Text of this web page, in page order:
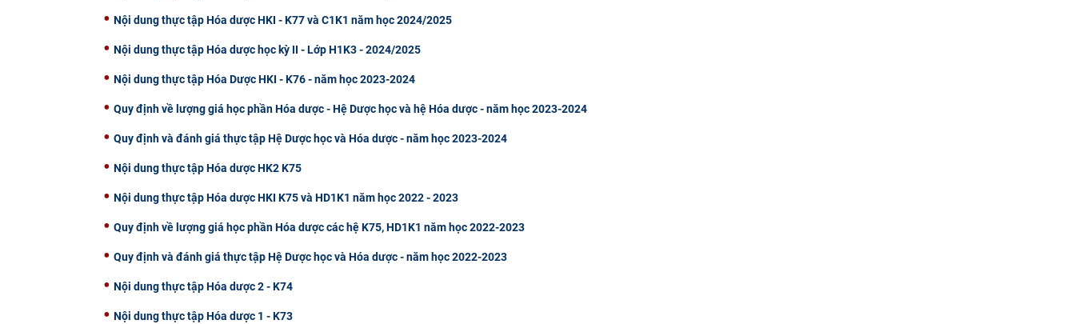
Nội dung thực tập Hóa dược HKI - K77 và C1K1 năm học 2024/2025
Nội dung thực tập Hóa dược học kỳ II - Lớp H1K3 - 2024/2025
Nội dung thực tập Hóa Dược HKI - K76 - năm học 2023-2024
Quy định về lượng giá học phần Hóa dược - Hệ Dược học và hệ Hóa dược - năm học 2023-2024
Quy định và đánh giá thực tập Hệ Dược học và Hóa dược - năm học 2023-2024
Nội dung thực tập Hóa dược HK2 K75
Nội dung thực tập Hóa dược HKI K75 và HD1K1 năm học 2022 - 2023
Quy định về lượng giá học phần Hóa dược các hệ K75, HD1K1 năm học 2022-2023
Quy định và đánh giá thực tập Hệ Dược học và Hóa dược - năm học 2022-2023
Nội dung thực tập Hóa dược 2 - K74
Nội dung thực tập Hóa dược 1 - K73